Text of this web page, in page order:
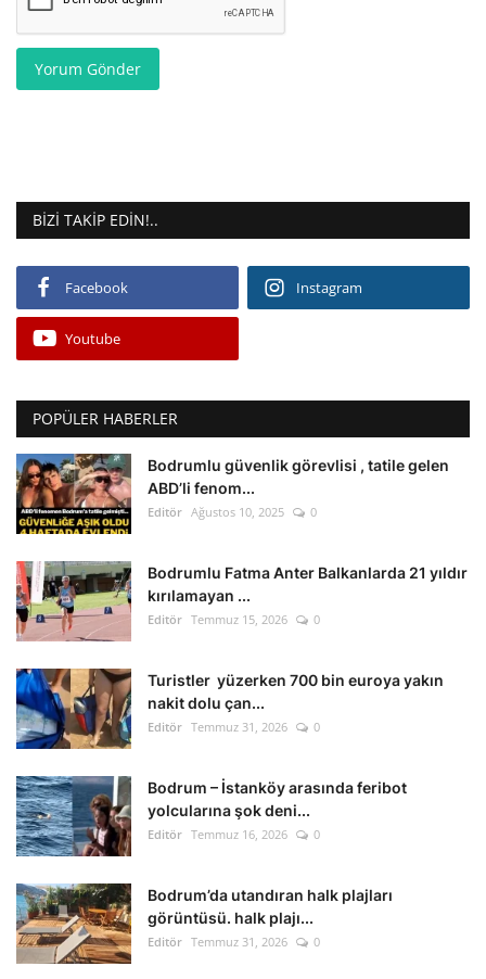
Yorum Gönder
BIZI TAKIP EDIN!..
Facebook Instagram
Youtube
POPÜLER HABERLER
Bodrumlu güvenlik görevlisi , tatile gelen
ABD’li fenom...
Editör Ağustos 10, 2025 0
Bodrumlu Fatma Anter Balkanlarda 21 yıldır
kırılamayan ...
Editör Temmuz 15, 2026 0
Turistler yüzerken 700 bin euroya yakın
nakit dolu çan...
Editör Temmuz 31, 2026 0
Bodrum – İstanköy arasında feribot
yolcularına şok deni...
Editör Temmuz 16, 2026 0
Bodrum’da utandıran halk plajları
görüntüsü. halk plajı...
Editör Temmuz 31, 2026 0